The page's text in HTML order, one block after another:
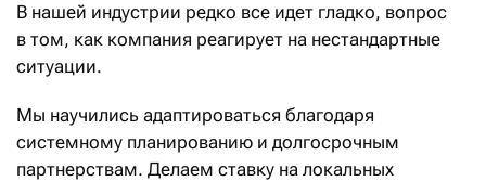
В нашей индустрии редко все идет гладко, вопрос
в том, как компания реагирует на нестандартные
ситуации.
Мы научились адаптироваться благодаря
системному планированию и долгосрочным
партнерствам. Делаем ставку на локальных